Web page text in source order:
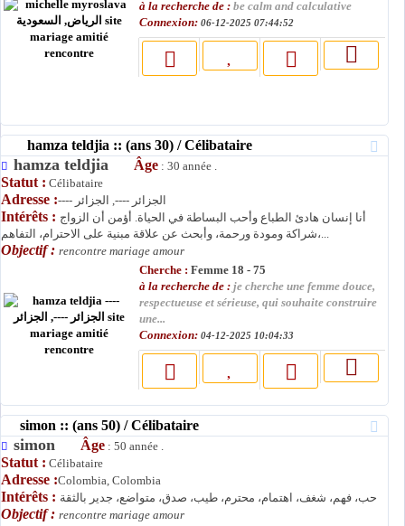
à la recherche de : be calm and calculative
Connexion: 06-12-2025 07:44:52
hamza teldjia :: (ans 30) / Célibataire
hamza teldjia Âge : 30 année .
Statut : Célibataire
Adresse : ---- الجزائر ----, الجزائر
Intérêts : أنا إنسان هادئ الطباع وأحب البساطة في الحياة. أؤمن أن الزواج
شراكة ومودة ورحمة، وأبحث عن علاقة مبنية على الاحترام، التفاهم،...
Objectif : rencontre mariage amour
Cherche : Femme 18 - 75
à la recherche de : je cherche une femme douce,
respectueuse et sérieuse, qui souhaite construire
une...
Connexion: 04-12-2025 10:04:33
simon :: (ans 50) / Célibataire
simon Âge : 50 année .
Statut : Célibataire
Adresse :Colombia, Colombia
Intérêts : حب، فهم، شغف، اهتمام، محترم، طيب، صدق، متواضع، جدير بالثقة
Objectif : rencontre mariage amour